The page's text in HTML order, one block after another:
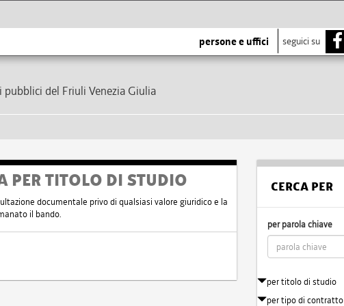
persone e uffici seguici su
del Friuli Venezia Giulia
PER TITOLO DI STUDIO
documentale privo di qualsiasi valore giuridico e la
il bando.
CERCA PER
per parola chiave
per titolo di studio
per tipo di contratto